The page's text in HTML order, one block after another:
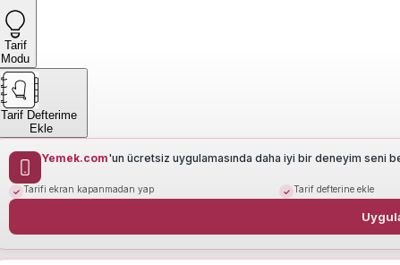
Tarif
Modu
Tarif Defterime
Ekle
Yemek.com'un ücretsiz uygulamasında daha iyi bir deneyim seni
Tarifi ekran kapanmadan yap Tarif defterine ekle